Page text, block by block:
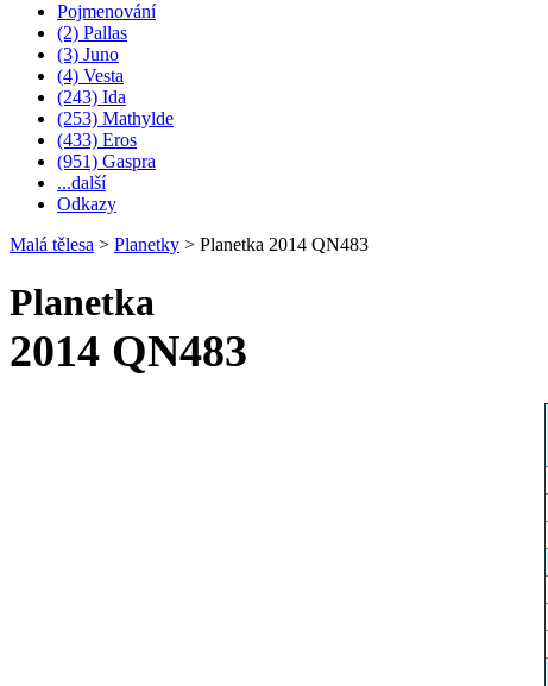
Pojmenování
(2) Pallas
(3) Juno
(4) Vesta
(243) Ida
(253) Mathylde
(433) Eros
(951) Gaspra
...další
Odkazy
Malá tělesa > Planetky > Planetka 2014 QN483
Planetka
2014 QN483